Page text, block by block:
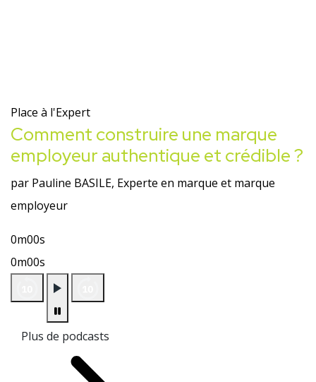
Place à l'Expert
Comment construire une marque
employeur authentique et crédible ?
par Pauline BASILE, Experte en marque et marque
employeur
0m00s
0m00s
Plus de podcasts